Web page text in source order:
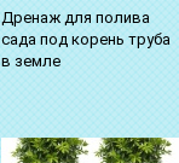
Дренаж для полива
сада под корень труба
в земле